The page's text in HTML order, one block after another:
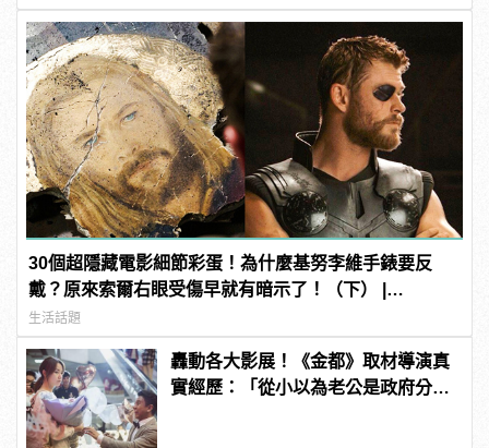
30個超隱藏電影細節彩蛋！為什麼基努李維手錶要反
戴？原來索爾右眼受傷早就有暗示了！（下） |
manfashion這樣變型男
生活話題
轟動各大影展！《金都》取材導演真
實經歷：「從小以為老公是政府分